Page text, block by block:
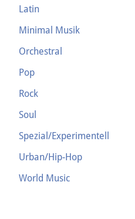
Latin
Minimal Musik
Orchestral
Pop
Rock
Soul
Spezial/Experimentell
Urban/Hip-Hop
World Music